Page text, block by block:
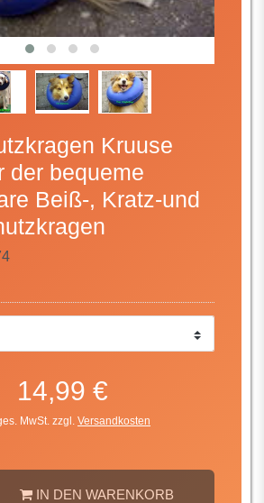
Kruuse
der bequeme
Beiß-, Kratz-und
14,99 €
MwSt. zzgl. Versandkosten
IN DEN WARENKORB